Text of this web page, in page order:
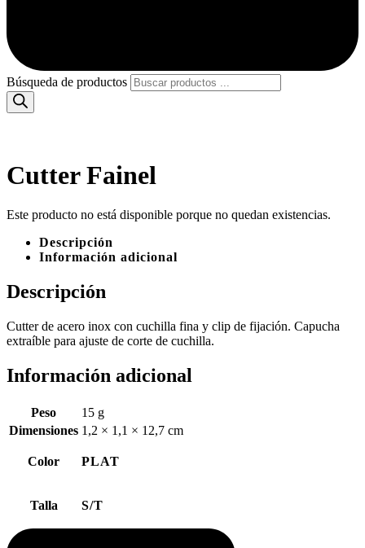
Búsqueda de productos
Cutter Fainel
Este producto no está disponible porque no quedan existencias.
Descripción
Información adicional
Descripción
Cutter de acero inox con cuchilla fina y clip de fijación. Capucha
extraíble para ajuste de corte de cuchilla.
Información adicional
Peso
15 g
Dimensiones 1,2 × 1,1 × 12,7 cm
Color PLAT
Talla S/T